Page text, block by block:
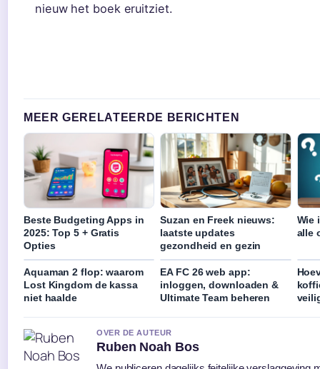
nieuw het boek eruitziet.
MEER GERELATEERDE BERICHTEN
Beste Budgeting Apps in
2025: Top 5 + Gratis
Opties
Suzan en Freek nieuws:
laatste updates
gezondheid en gezin
Wie
alle
Aquaman 2 flop: waarom
Lost Kingdom de kassa
niet haalde
EA FC 26 web app:
inloggen, downloaden &
Ultimate Team beheren
OVER DE AUTEUR
Ruben Noah Bos